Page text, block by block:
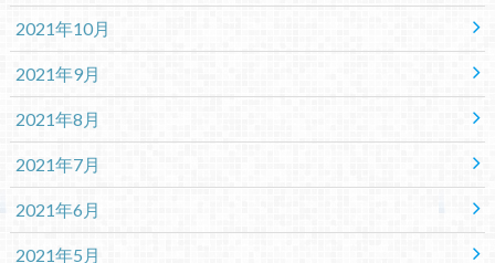
2021年10月
2021年9月
2021年8月
2021年7月
2021年6月
2021年5月